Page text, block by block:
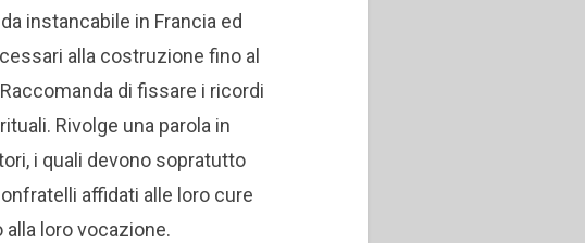
instancabile in Francia ed
alla costruzione fino al
Raccomanda di fissare i ricordi
Rivolge una parola in
i quali devono sopratutto
affidati alle loro cure
loro vocazione.